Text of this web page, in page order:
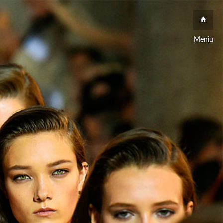
Meniu